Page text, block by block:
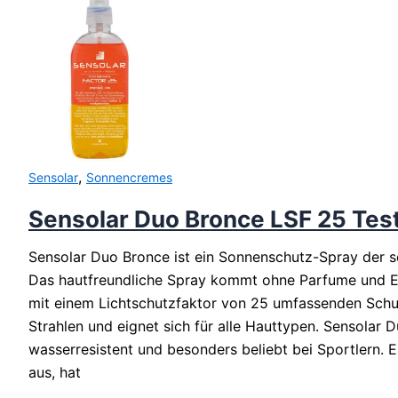
Sensolar, Sonnencremes
Sensolar Duo Bronce LSF 25
Sensolar Duo Bronce ist ein Sonnenschutz-Spray der
Das hautfreundliche Spray kommt ohne Parfume und
mit einem Lichtschutzfaktor von 25 umfassenden
Strahlen und eignet sich für alle Hauttypen. Sensolar
wasserresistent und besonders beliebt bei Sportlern.
aus, hat